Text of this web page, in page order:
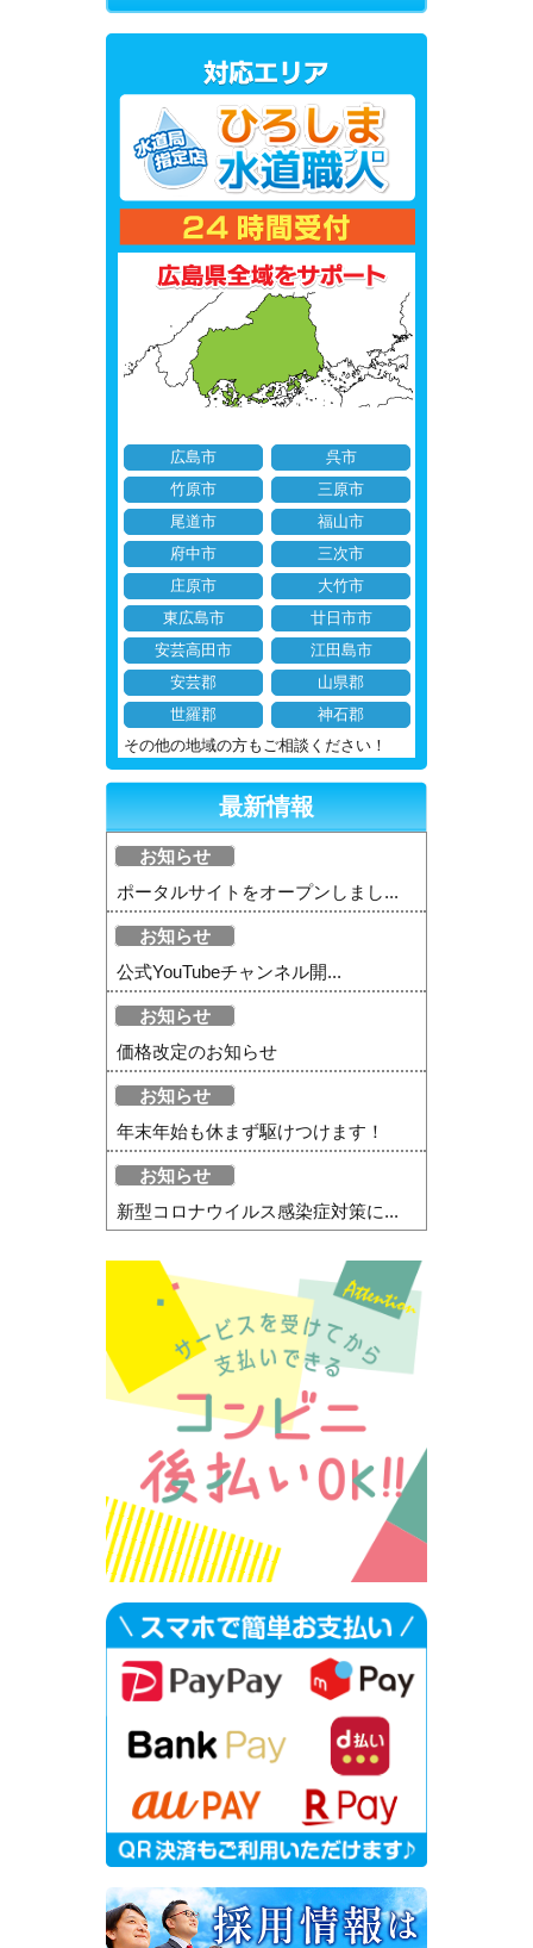
広島市
呉市
竹原市
三原市
尾道市
福山市
府中市
三次市
庄原市
大竹市
東広島市
廿日市市
安芸高田市
江田島市
安芸郡
山県郡
世羅郡
神石郡
その他の地域の方もご相談ください！
最新情報
お知らせ
ポータルサイトをオープンしまし...
お知らせ
公式YouTubeチャンネル開...
お知らせ
価格改定のお知らせ
お知らせ
年末年始も休まず駆けつけます！
お知らせ
新型コロナウイルス感染症対策に...